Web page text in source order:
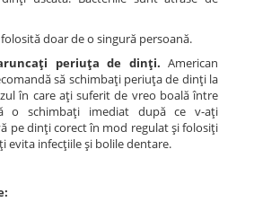
doar de o singură persoană.
periuţa de dinţi. American
să schimbaţi periuţa de dinţi la
în care aţi suferit de vreo boală între
schimbaţi imediat după ce v-aţi
pe dinţi corect în mod regulat şi folosiţi
evita infecţiile şi bolile dentare.